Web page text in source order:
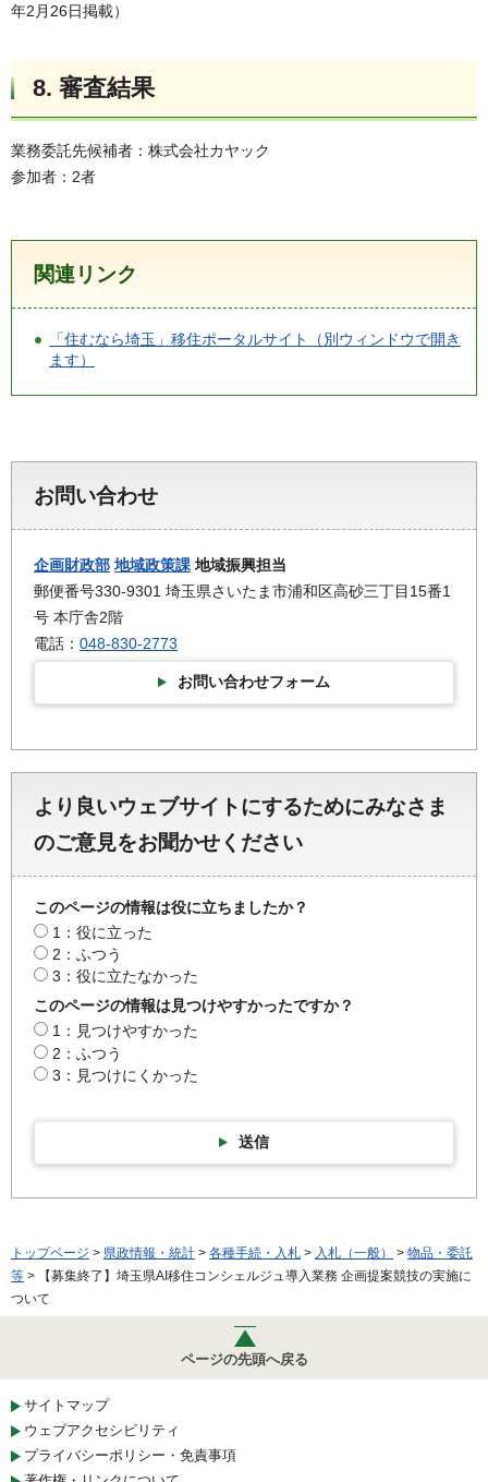
年2月26日掲載）
8. 審査結果
業務委託先候補者：株式会社カヤック
参加者：2者
関連リンク
「住むなら埼玉」移住ポータルサイト（別ウィンドウで開き
ます）
お問い合わせ
企画財政部 地域政策課 地域振興担当
郵便番号330-9301 埼玉県さいたま市浦和区高砂三丁目15番1
号 本庁舎2階
電話： 048-830-2773
お問い合わせフォーム
より良いウェブサイトにするためにみなさま
のご意見をお聞かせください
このページの情報は役に立ちましたか？
1：役に立った
2：ふつう
3：役に立たなかった
このページの情報は見つけやすかったですか？
1：見つけやすかった
2：ふつう
3：見つけにくかった
送信
トップページ > 県政情報・統計 > 各種手続・入札 > 入札（一般） > 物品・委託
等 > 【募集終了】埼玉県AI移住コンシェルジュ導入業務 企画提案競技の実施に
ついて
ページの先頭へ戻る
サイトマップ
ウェブアクセシビリティ
プライバシーポリシー・免責事項